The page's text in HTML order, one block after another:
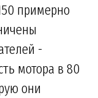
примерно
-
мотора в 80
они